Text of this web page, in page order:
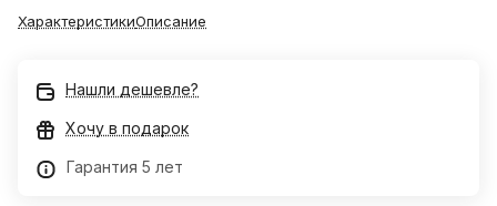
ХарактеристикиОписание
Нашли дешевле?
Хочу в подарок
Гарантия 5 лет